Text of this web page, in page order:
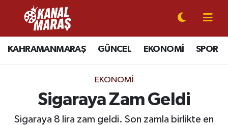
KAHRAMANMARAŞ GÜNCEL EKONOMİ SPOR
EKONOMI
Sigaraya Zam Geldi
Sigaraya 8 lira zam geldi. Son zamla birlikte en
CANLI YAYIN
KAHRAMANMARAŞ
GÜNCEL
SPOR
Kahramanmaraş Nöbetçi Eczaneler
Kahramanmaraş Hava Durumu
Kahramanmaraş Namaz Vakitleri
Kahramanmaraş Trafik Yoğunluk Haritası